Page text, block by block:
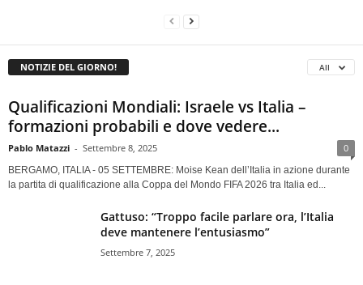
NOTIZIE DEL GIORNO! All
Qualificazioni Mondiali: Israele vs Italia –
formazioni probabili e dove vedere...
Pablo Matazzi - Settembre 8, 2025 0
BERGAMO, ITALIA - 05 SETTEMBRE: Moise Kean dell’Italia in azione durante
la partita di qualificazione alla Coppa del Mondo FIFA 2026 tra Italia ed...
Gattuso: “Troppo facile parlare ora, l’Italia
deve mantenere l’entusiasmo”
Settembre 7, 2025